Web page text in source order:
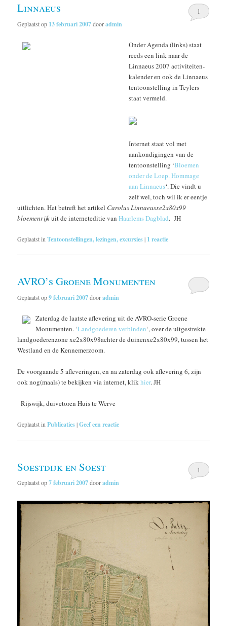
Linnaeus
Geplaatst op 13 februari 2007dooradmin
1
Onder Agenda (links) staat
reeds een link naar de
Linnaeus 2007 activiteiten-
kalender en ook de Linnaeus
tentoonstelling in Teylers
staat vermeld.
Internet staat vol met
aankondigingen van de
tentoonstelling ‘Bloemen
onder de Loep. Hommage
aan Linnaeus‘. Die vindt u
zelf wel, toch wil ik er eentje
uitlichten. Het betreft het artikel Carolus Linnaeusxe2x80x99
bloemenrijkuit de interneteditie vanHaarlems Dagblad. JH
Geplaatst inTentoonstellingen, lezingen, excursies| 1 reactie
AVRO’s Groene Monumenten
Geplaatst op9 februari 2007dooradmin
Zaterdag de laatste aflevering uit de AVRO-serie Groene
Monumenten. ‘Landgoederen verbinden‘, over de uitgestrekte
landgoederenzone xe2x80x98achter de duinenxe2x80x99, tussen het
Westland en de Kennemerzoom.
De voorgaande 5 afleveringen, en na zaterdag ook aflevering 6, zijn
ook nog(maals) te bekijken via internet, klikhier. JH
Rijswijk, duivetoren Huis te Werve
Geplaatst inPublicaties|Geef een reactie
Soestdijk en Soest
Geplaatst op7 februari 2007dooradmin
1